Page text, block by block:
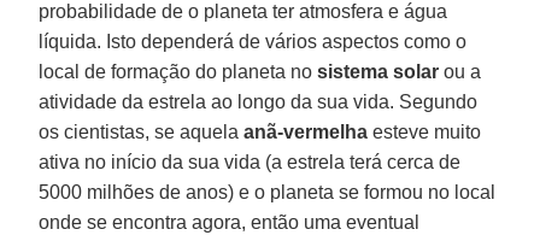
probabilidade de o planeta ter atmosfera e água
líquida. Isto dependerá de vários aspectos como o
local de formação do planeta nosistema solar ou a
atividade da estrela ao longo da sua vida. Segundo
os cientistas, se aquelaanã-vermelha esteve muito
ativa no início da sua vida (a estrela terá cerca de
5000 milhões de anos) e o planeta se formou no local
onde se encontra agora, então uma eventual